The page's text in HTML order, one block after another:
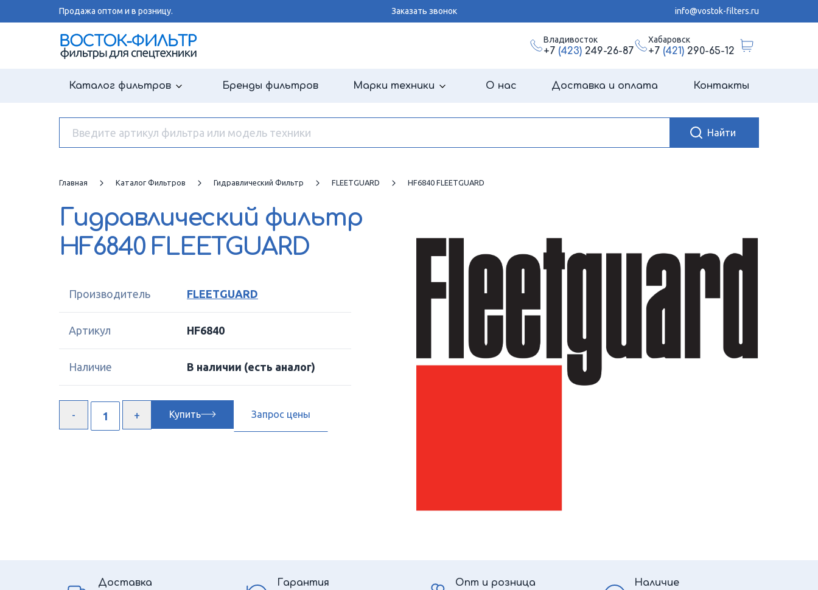
Продажа оптом и в розницу. Заказать звонок info@vostok-filters.ru
Владивосток
+7 (423)249-26-87
Хабаровск
+7 (421)290-65-12
Каталог фильтров Бренды фильтров Марки техники О нас Доставка и оплата Контакты
Главная Каталог Фильтров Гидравлический Фильтр FLEETGUARD HF6840 FLEETGUARD
Гидравлический фильтр
HF6840 FLEETGUARD
Производитель FLEETGUARD
Артикул HF6840
Наличие В наличии (есть аналог)
Купить Запрос цены
Доставка Гарантия Опт и розница Наличие